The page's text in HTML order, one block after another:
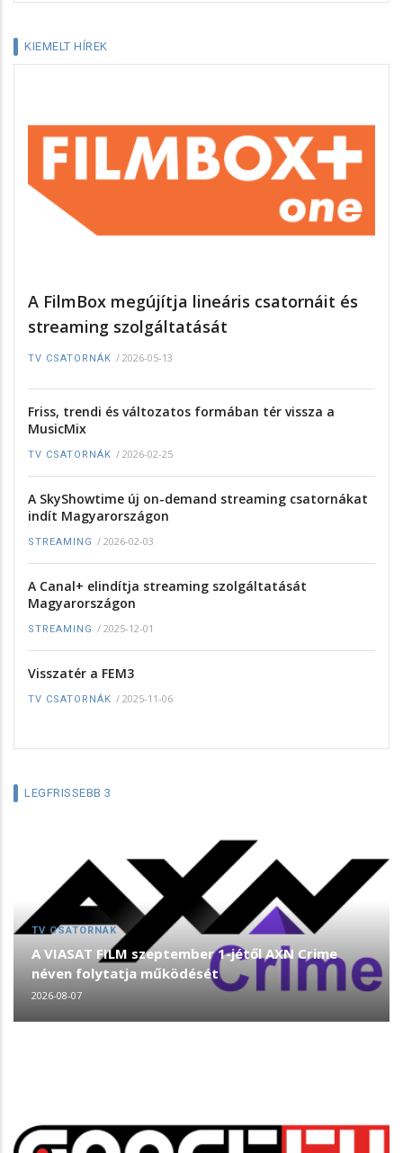
KIEMELT HÍREK
A FilmBox megújítja lineáris csatornáit és
streaming szolgáltatását
TV CSATORNÁK / 2026-05-13
Friss, trendi és változatos formában tér vissza a
MusicMix
TV CSATORNÁK / 2026-02-25
A SkyShowtime új on-demand streaming csatornákat
indít Magyarországon
STREAMING / 2026-02-03
A Canal+ elindítja streaming szolgáltatását
Magyarországon
STREAMING / 2025-12-01
Visszatér a FEM3
TV CSATORNÁK / 2025-11-06
LEGFRISSEBB 3
TV CSATORNÁK
A VIASAT FILM szeptember 1-jétől AXN Crime
néven folytatja működését
2026-08-07